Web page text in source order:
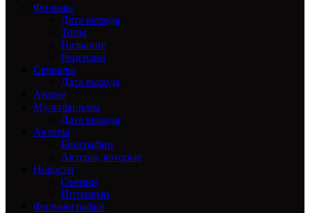
Фильмы
Дата выхода
Топы
Название
Рецензии
Сериалы
Дата выхода
Аниме
Мультфильмы
Дата выхода
Актеры
Биографии
Актеры, которые
Новости
Съемки
Интервью
Фильмография